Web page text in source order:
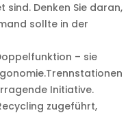
Denken Sie daran,
sollte in der
– sie
Initiative.
zugeführt,